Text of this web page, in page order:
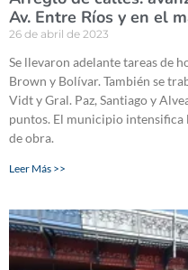
Av. Entre Ríos y en el
26 de abril de 2023
Se llevaron adelante tareas de
Brown y Bolívar. También se
Vidt y Gral. Paz, Santiago y
puntos. El municipio
de obra.
Leer Más >>